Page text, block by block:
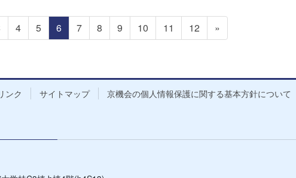
固
定
ジ
4
固
定
ジ
5
固
定
ジ
6
固
定
ジ
7
固
定
ジ
8
固
定
ジ
9
固
定
ジ
10
固
定
ジ
11
固
定
ジ
12 »
ンク サイトマップ 京機会の個人情報保護に関する基本方針について